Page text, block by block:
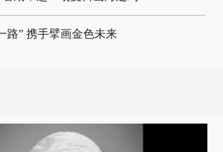
路” 携手擘画金色未来